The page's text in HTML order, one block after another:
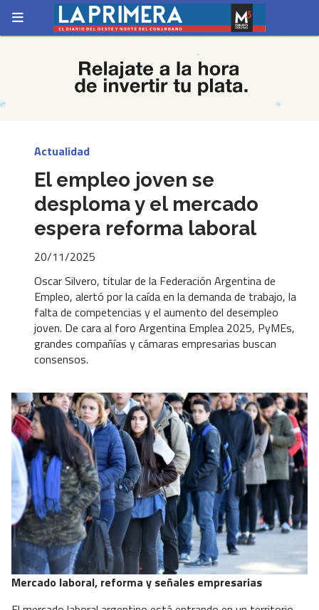
El empleo joven se
desploma y el mercado
espera reforma laboral
Oscar Silvero, titular de la Federación Argentina de
Empleo, alertó por la caída en la demanda de trabajo, la
falta de competencias y el aumento del desempleo
joven. De cara al foro Argentina Emplea 2025, PyMEs,
grandes compañías y cámaras empresarias buscan
consensos.
Actualidad
20/11/2025
Mercado laboral, reforma y señales empresarias